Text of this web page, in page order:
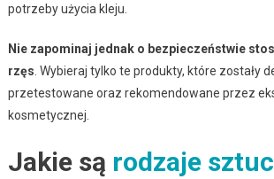
potrzeby użycia kleju.
Nie zapominaj jednak o bezpieczeństwie
rzęs . Wybieraj tylko te produkty, które zostały
przetestowane oraz rekomendowane przez
kosmetycznej.
Jakie są rodzaje